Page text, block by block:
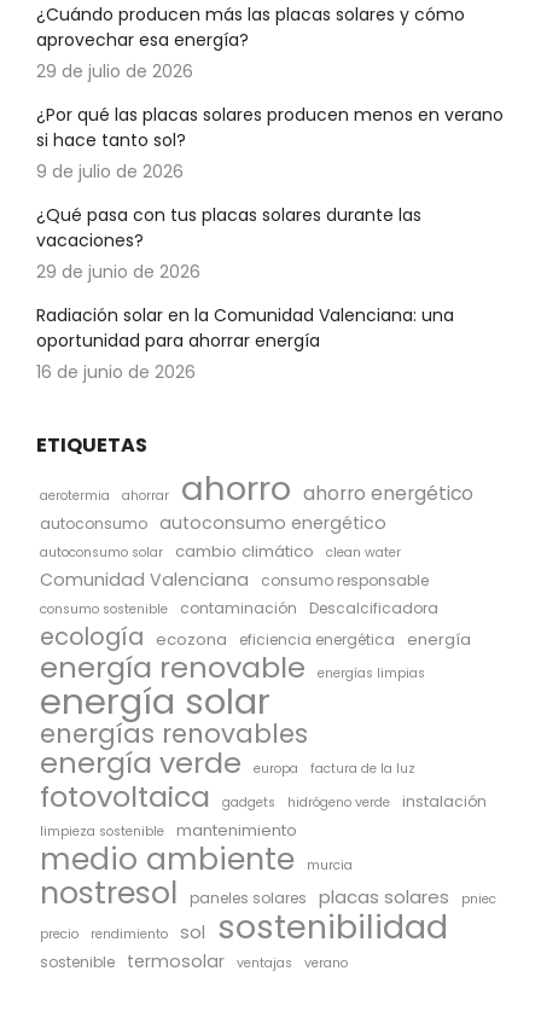
¿Cuándo producen más las placas solares y cómo
aprovechar esa energía?
29 de julio de 2026
¿Por qué las placas solares producen menos en verano
si hace tanto sol?
9 de julio de 2026
¿Qué pasa con tus placas solares durante las
vacaciones?
29 de junio de 2026
Radiación solar en la Comunidad Valenciana: una
oportunidad para ahorrar energía
16 de junio de 2026
ETIQUETAS
aerotermia ahorrar ahorro ahorro energético
autoconsumo autoconsumo energético
autoconsumo solar cambio climático clean water
Comunidad Valenciana consumo responsable
consumo sostenible contaminación Descalcificadora
ecología ecozona eficiencia energética energía
energía renovable energías limpias
energía solar
energías renovables
energía verde europa factura de la luz
fotovoltaica gadgets hidrógeno verde instalación
limpieza sostenible mantenimiento
medio ambiente murcia
nostresol paneles solares placas solares
pniec
precio
rendimiento sol sostenibilidad
sostenible termosolar ventajas verano